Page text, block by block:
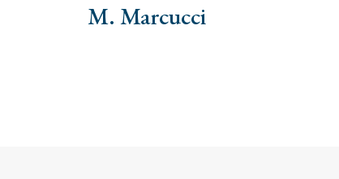
M. Marcucci